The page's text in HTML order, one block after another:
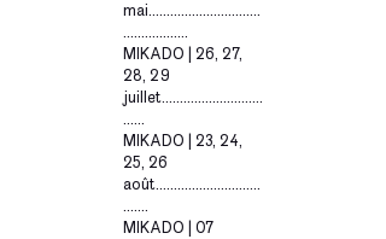
mai...............................
..................
MIKADO | 26, 27,
28, 29
juillet............................
......
MIKADO | 23, 24,
25, 26
août.............................
.......
MIKADO | 07